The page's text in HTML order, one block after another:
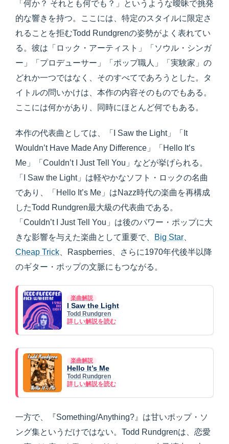
「何か？ それとも何でも？」というような曖昧で挑発
的な響きを持つ。ここには、特定のスタイルに限定さ
れることを拒むTodd Rundgrenの姿勢がよく表れてい
る。彼は「ロック・アーティスト」「ソウル・シンガ
ー」「プロデューサー」「ポップ職人」「実験家」の
どれか一つではなく、そのすべてであろうとした。タ
イトルの問いかけは、本作の内容そのものでもある。
ここには何かがあり、同時にほとんど何でもある。
本作の代表曲としては、「I Saw the Light」「It
Wouldn’t Have Made Any Difference」「Hello It’s
Me」「Couldn’t I Just Tell You」などが挙げられる。
「I Saw the Light」は軽やかなソフト・ロックの名曲
であり、「Hello It’s Me」はNazz時代の楽曲を再構成
したTodd Rundgren最大級の代表曲である。
「Couldn’t I Just Tell You」は後のパワー・ポップに大
きな影響を与えた楽曲として重要で、
Big Star
Cheap Trick 、Raspberries、さらに1970年代後半以降
のギター・ポップの文脈にもつながる。
楽曲解説
I Saw the Light
Todd Rundgren
詳しい解説を読む
楽曲解説
Hello It’s Me
Todd Rundgren
詳しい解説を読む
一方で、『Something/Anything?』は甘いポップ・ソ
ング集というだけではない。Todd Rundgrenは、恋愛